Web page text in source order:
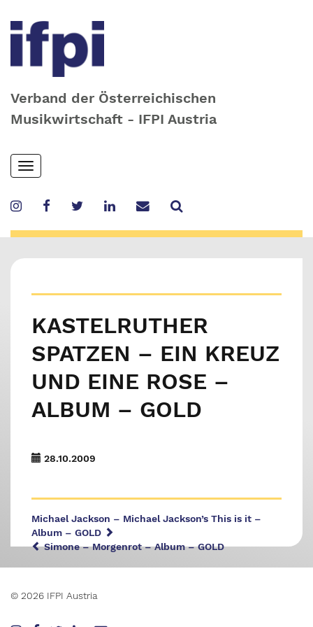
Verband der Österreichischen
Musikwirtschaft - IFPI Austria
Skip
to
content
Toggle
navigation
KASTELRUTHER
SPATZEN – EIN KREUZ
UND EINE ROSE –
ALBUM – GOLD
28.10.2009
Michael Jackson – Michael Jackson’s This is it –
Album – GOLD
Simone – Morgenrot – Album – GOLD
© 2026 IFPI Austria